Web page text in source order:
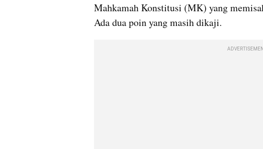
Mahkamah Konstitusi (MK) yang
Ada dua poin yang masih dikaji.